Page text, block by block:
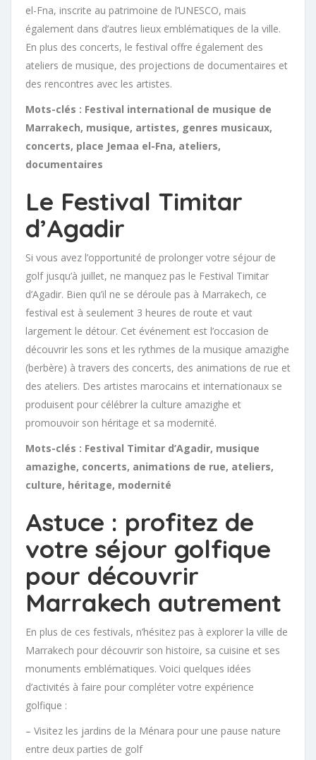
el-Fna, inscrite au patrimoine de l’UNESCO, mais
également dans d’autres lieux emblématiques de la ville.
En plus des concerts, le festival offre également des
ateliers de musique, des projections de documentaires et
des rencontres avec les artistes.
Mots-clés : Festival international de musique de
Marrakech, musique, artistes, genres musicaux,
concerts, place Jemaa el-Fna, ateliers,
documentaires
Le Festival Timitar
d’Agadir
Si vous avez l’opportunité de prolonger votre séjour de
golf jusqu’à juillet, ne manquez pas le Festival Timitar
d’Agadir. Bien qu’il ne se déroule pas à Marrakech, ce
festival est à seulement 3 heures de route et vaut
largement le détour. Cet événement est l’occasion de
découvrir les sons et les rythmes de la musique amazighe
(berbère) à travers des concerts, des animations de rue et
des ateliers. Des artistes marocains et internationaux se
produisent pour célébrer la culture amazighe et
promouvoir son héritage et sa modernité.
Mots-clés : Festival Timitar d’Agadir, musique
amazighe, concerts, animations de rue, ateliers,
culture, héritage, modernité
Astuce : profitez de
votre séjour golfique
pour découvrir
Marrakech autrement
En plus de ces festivals, n’hésitez pas à explorer la ville de
Marrakech pour découvrir son histoire, sa cuisine et ses
monuments emblématiques. Voici quelques idées
d’activités à faire pour compléter votre expérience
golfique :
– Visitez les jardins de la Ménara pour une pause nature
entre deux parties de golf